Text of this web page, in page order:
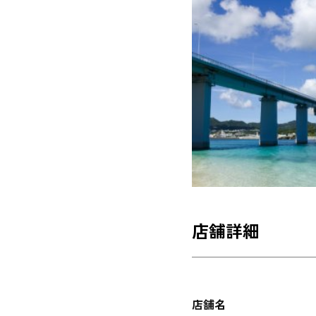
店舗詳細
店舗名